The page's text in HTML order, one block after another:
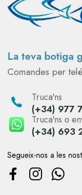
La teva botiga
Comandes per
Truca'ns
(+34) 977
Truca'ns o
(+34) 693
Segueix-nos a les